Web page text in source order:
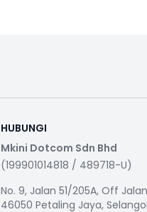
HUBUNGI
Mkini Dotcom Sdn Bhd
(199901014818 / 489718-U)
No. 9, Jalan 51/205A, Off
46050 Petaling Jaya,